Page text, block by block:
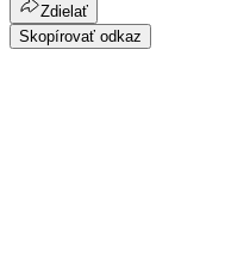
Zdielať
Skopírovať odkaz